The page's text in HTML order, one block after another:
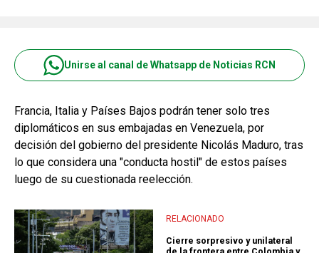
Unirse al canal de Whatsapp de Noticias RCN
Francia, Italia y Países Bajos podrán tener solo tres
diplomáticos en sus embajadas en Venezuela, por
decisión del gobierno del presidente Nicolás Maduro, tras
lo que considera una "conducta hostil" de estos países
luego de su cuestionada reelección.
RELACIONADO
Cierre sorpresivo y unilateral